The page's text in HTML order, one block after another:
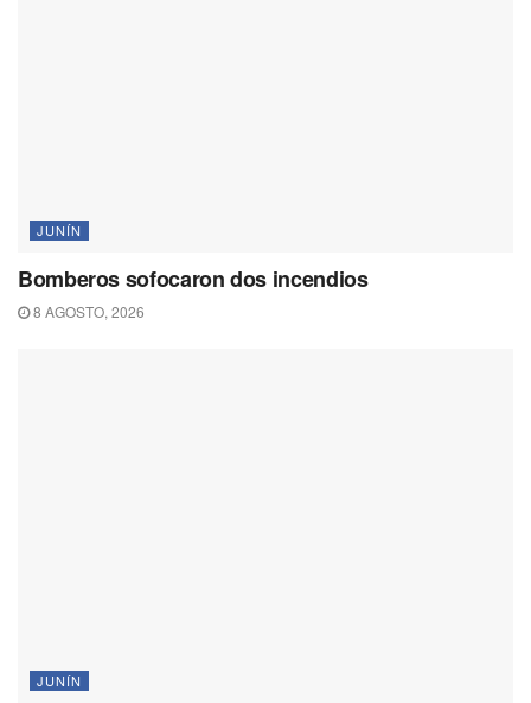
JUNÍN
Bomberos sofocaron dos incendios
8 AGOSTO, 2026
JUNÍN